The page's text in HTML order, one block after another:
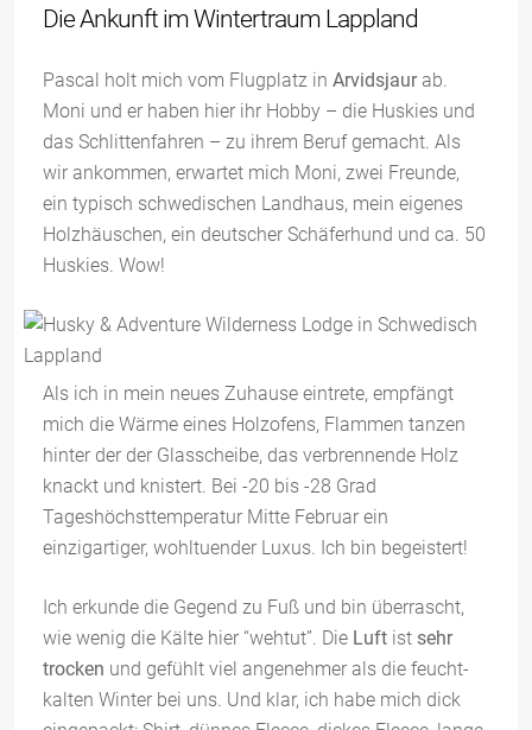
Die Ankunft im Wintertraum Lappland
Pascal holt mich vom Flugplatz in Arvidsjaurab.
Moni und er haben hier ihr Hobby – die Huskies und
das Schlittenfahren – zu ihrem Beruf gemacht. Als
wir ankommen, erwartet mich Moni, zwei Freunde,
ein typisch schwedischen Landhaus, mein eigenes
Holzhäuschen, ein deutscher Schäferhund und ca. 50
Huskies. Wow!
Als ich in mein neues Zuhause eintrete, empfängt
mich die Wärme eines Holzofens, Flammen tanzen
hinter der der Glasscheibe, das verbrennende Holz
knackt und knistert. Bei -20 bis -28 Grad
Tageshöchsttemperatur Mitte Februar ein
einzigartiger, wohltuender Luxus. Ich bin begeistert!
Ich erkunde die Gegend zu Fuß und bin überrascht,
wie wenig die Kälte hier “wehtut”. Die Luft ist sehr
trocken und gefühlt viel angenehmer als die feucht-
kalten Winter bei uns. Und klar, ich habe mich dick